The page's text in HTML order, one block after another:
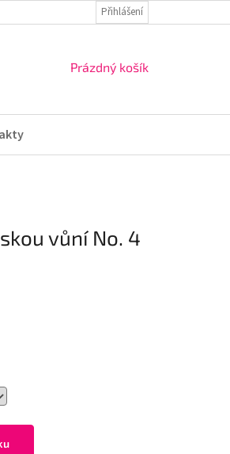
Přihlášení
NÁKUPNÍ
Prázdný košík
vůní No. 4